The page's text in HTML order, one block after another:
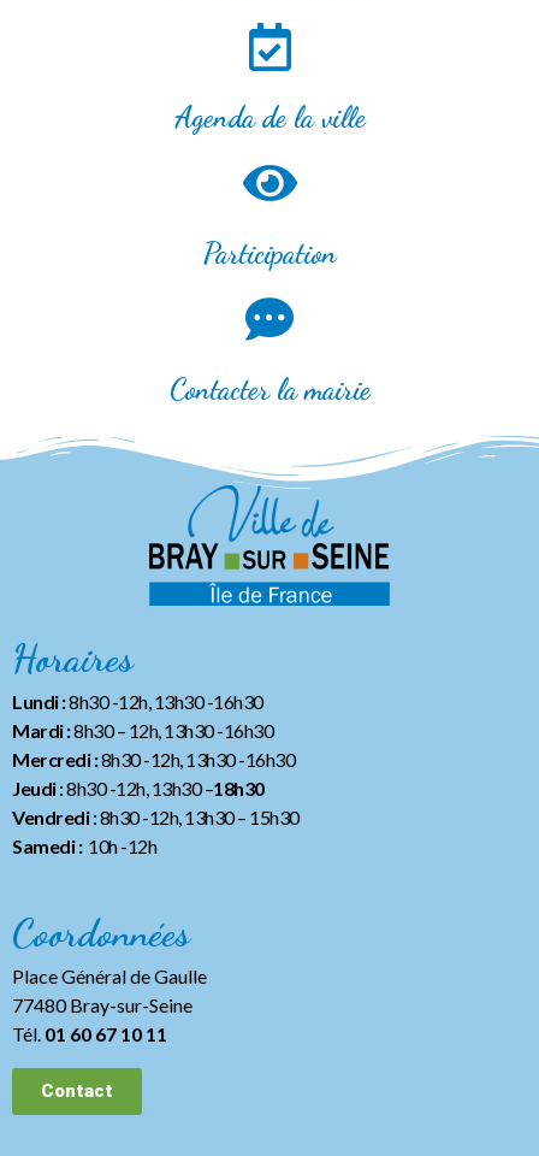
Agenda de la ville
Participation
Contacter la mairie
Horaires
Lundi :8h30 -12h, 13h30 -16h30
Mardi :8h30 – 12h, 13h30 -16h30
Mercredi :8h30 -12h, 13h30 -16h30
Jeudi: 8h30 -12h, 13h30 –18h30
Vendredi: 8h30 -12h, 13h30– 15h30
Samedi :10h -12h
Coordonnées
Place Général de Gaulle
77480 Bray-sur-Seine
Tél. 01 60 67 10 11
Contact